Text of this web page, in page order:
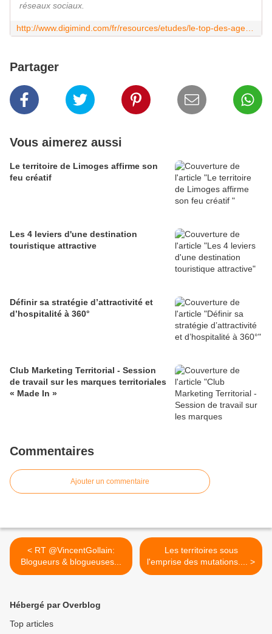
réseaux sociaux.
Partager
Vous aimerez aussi
Le territoire de Limoges affirme son
feu créatif
Les 4 leviers d'une destination
touristique attractive
Définir sa stratégie d’attractivité et
d’hospitalité à 360°
Club Marketing Territorial - Session
de travail sur les marques territoriales
« Made In »
Commentaires
Ajouter un commentaire
< RT @VincentGollain:
Blogueurs & blogueuses...
Les territoires sous
l'emprise des mutations.... >
Hébergé par Overblog
Top articles